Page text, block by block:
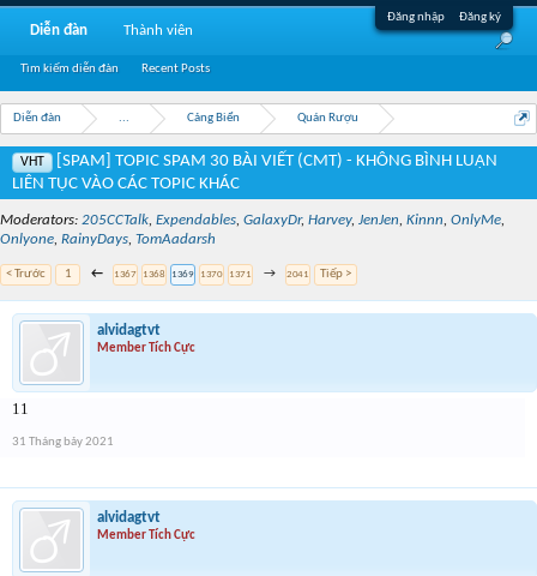
Đăng nhập Đăng ký
Diễn đàn ... Cảng Biển Quán Rượu
VHT
[SPAM] TOPIC SPAM 30 BÀI VIẾT (CMT) - KHÔNG BÌNH LUẬN
LIÊN TỤC VÀO CÁC TOPIC KHÁC
Moderators: 205CCTalk, Expendables, GalaxyDr, Harvey, JenJen, Kinnn, OnlyMe,
Onlyone, RainyDays, TomAadarsh
< Trước 1 ← 1367 1368 1369 1370 1371 → 2041 Tiếp >
alvidagtvt
Member Tích Cực
11
31 Tháng bảy 2021
alvidagtvt
Member Tích Cực
Diễn đàn
Tìm kiếm diễn đàn Recent Posts
Thành viên